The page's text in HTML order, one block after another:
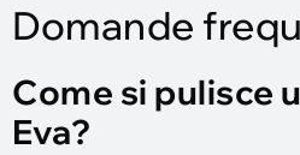
Domande
Come si pulisce
Eva?